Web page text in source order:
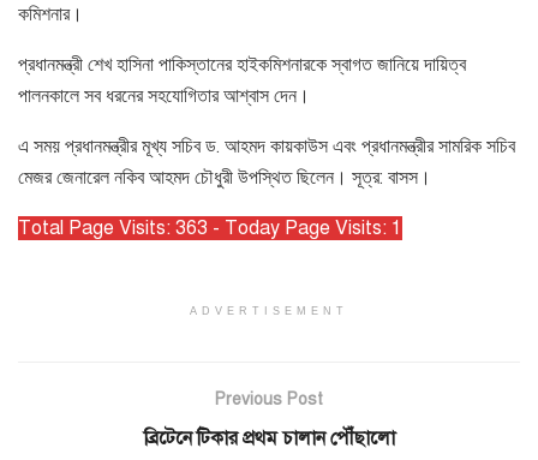
কমিশনার।
প্রধানমন্ত্রী শেখ হাসিনা পাকিস্তানের হাইকমিশনারকে স্বাগত জানিয়ে দায়িত্ব
পালনকালে সব ধরনের সহযোগিতার আশ্বাস দেন।
এ সময় প্রধানমন্ত্রীর মূখ্য সচিব ড. আহমদ কায়কাউস এবং প্রধানমন্ত্রীর সামরিক সচিব
মেজর জেনারেল নকিব আহমদ চৌধুরী উপস্থিত ছিলেন। সূত্র: বাসস।
Total Page Visits: 363 - Today Page Visits: 1
ADVERTISEMENT
Previous Post
ব্রিটেনে টিকার প্রথম চালান পৌঁছালো